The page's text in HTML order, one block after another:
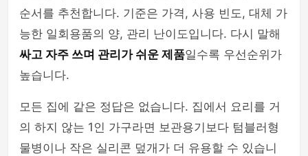
순서를 추천합니다. 기준은 가격, 사용 빈도, 대체 가
능한 일회용품의 양, 관리 난이도입니다. 다시 말해
싸고 자주 쓰며 관리가 쉬운 제품일수록 우선순위가
높습니다.
모든 집에 같은 정답은 없습니다. 집에서 요리를 거
의 하지 않는 1인 가구라면 보관용기보다 텀블러형
물병이나 작은 실리콘 덮개가 더 유용할 수 있습니